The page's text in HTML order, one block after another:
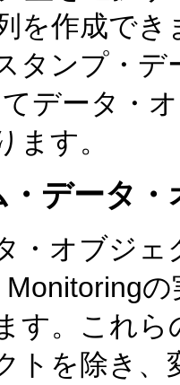
を作成で
タンプ・
データ・
ます。
・データ
・オブジ
Monitoring
す。これ
トを除き